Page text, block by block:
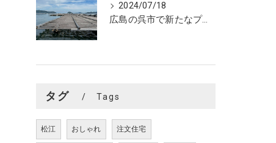
2024/07/18
広島の呉市で新たなプロジェクトの現調
タグ Tags
松江 おしゃれ 注文住宅